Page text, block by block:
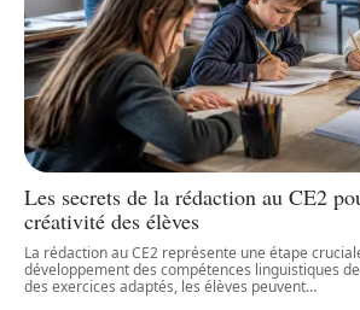
Les secrets de la rédaction au CE2
créativité des élèves
La rédaction au CE2 représente une étape
développement des compétences linguistiques
des exercices adaptés, les élèves peuvent…